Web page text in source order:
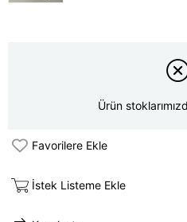
Ürün
Favorilere Ekle
İstek Listeme Ekle